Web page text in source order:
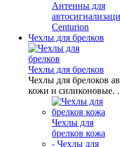
Антенны для
Centurion
Чехлы для брелков
Чехлы для брелков
Чехлы для брелоков
кожи и силиконовые.
Чехлы для
брелков кожа
- Чехлы для